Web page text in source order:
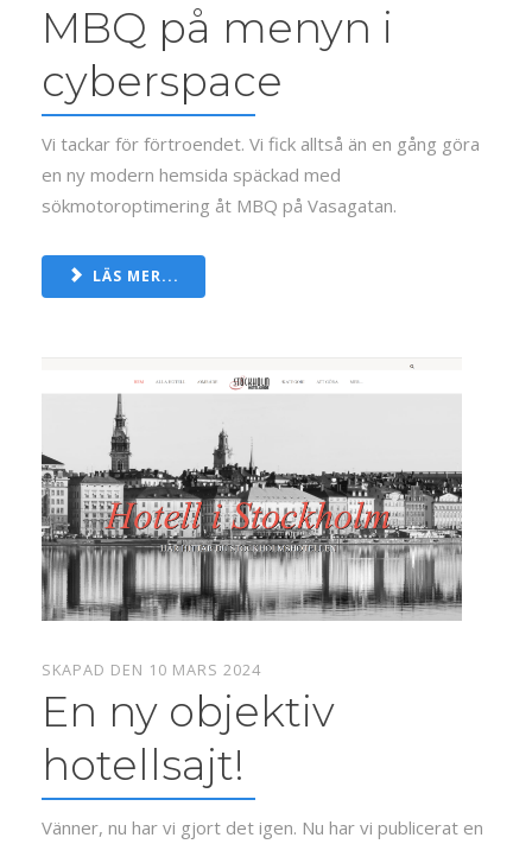
MBQ på menyn i
cyberspace
Vi tackar för förtroendet. Vi fick alltså än en gång göra
en ny modern hemsida späckad med
sökmotoroptimering åt MBQ på Vasagatan.
LÄS MER...
SKAPAD DEN 10 MARS 2024
En ny objektiv
hotellsajt!
Vänner, nu har vi gjort det igen. Nu har vi publicerat en